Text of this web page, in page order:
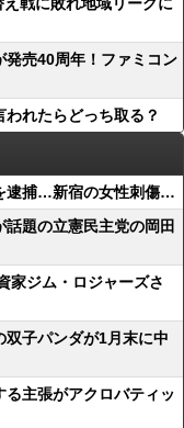
発売40周年！ファミコン
れたらどっち取る？
逮捕…新宿の女性刺傷…
話題の立憲民主党の岡田
家ジム・ロジャーズさ
双子パンダが1月末に中
る主張がアクロバティッ